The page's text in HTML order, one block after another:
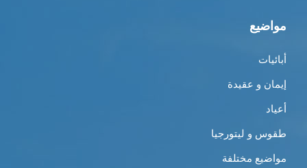
مواضيع
أبائيات
إيمان و عقيدة
أعياد
طقوس و ليتورجيا
مواضيع مختلفة